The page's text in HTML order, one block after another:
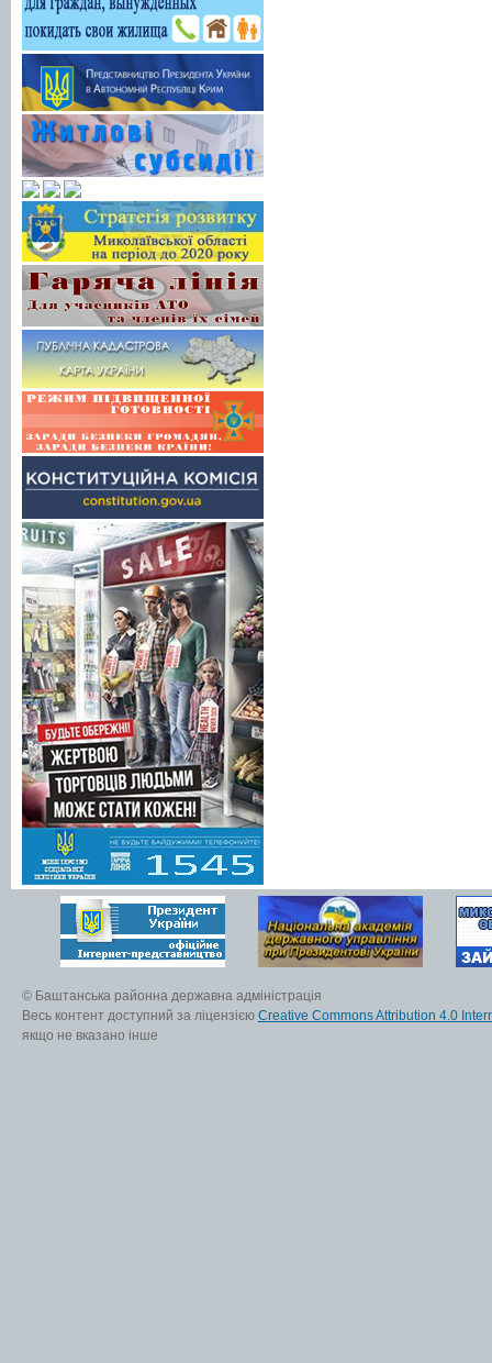
© Баштанська районна державна адміністрація
Весь контент доступний за ліцензією Creative Commons Attribution 4.0
якщо не вказано інше